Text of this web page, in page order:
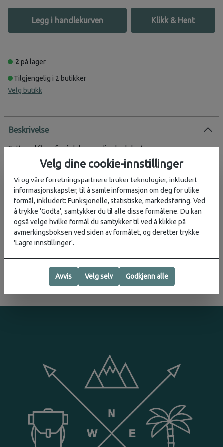
Legg i handlekurven Klikk & Hent
2på lager
Tilgjengelig i 2 butikker
Velg butikk
Beskrivelse
Sett med flagg for å dekorere dine kork-kart.
Inneholder alle flagg for hvert kontinent
30 nåler som fungerer som flaggstenger
Vurderinger
Produsent
Velg dine cookie-innstillinger
Vi og våre forretningspartnere bruker teknologier, inkludert
informasjonskapsler, til å samle informasjon om deg for ulike
formål, inkludert: Funksjonelle, statistiske, markedsføring. Ved
å trykke 'Godta', samtykker du til alle disse formålene. Du kan
også velge hvilke formål du samtykker til ved å klikke på
avmerkingsboksen ved siden av formålet, og deretter trykke
'Lagre innstillinger'.
Avvis Velg selv Godkjenn alle